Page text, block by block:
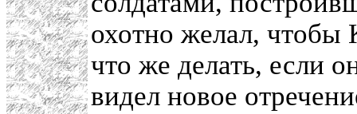
охотно желал, чтобы
что же делать, если
видел новое